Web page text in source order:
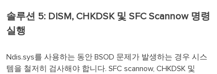
솔루션 5: DISM, CHKDSK 및 SFC Scannow 명령
실행
Ndis.sys를 사용하는 동안 BSOD 문제가 발생하는 경우 시스
템을 철저히 검사해야 합니다. SFC scannow, CHKDSK 및